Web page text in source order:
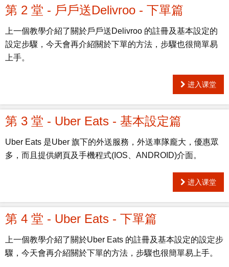
第 2 堂 - 戶戶送Delivroo - 下單篇
上一個教學介紹了關於戶戶送Delivroo 的註冊及基本設定的
設定步驟，今天會再介紹關於下單的方法，步驟也很簡單易
上手。
进入课堂
第 3 堂 - Uber Eats - 基本設定篇
Uber Eats 是Uber 旗下的外送服務，外送車隊龐大，優惠眾
多，而且提供網頁及手機程式(IOS、ANDROID)介面。
进入课堂
第 4 堂 - Uber Eats - 下單篇
上一個教學介紹了關於Uber Eats 的註冊及基本設定的設定步
驟，今天會再介紹關於下單的方法，步驟也很簡單易上手。